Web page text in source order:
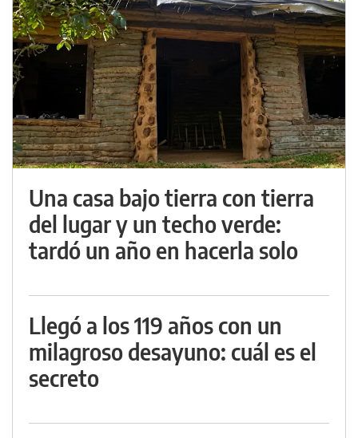
Una casa bajo tierra con tierra
del lugar y un techo verde:
tardó un año en hacerla solo
Llegó a los 119 años con un
milagroso desayuno: cuál es el
secreto